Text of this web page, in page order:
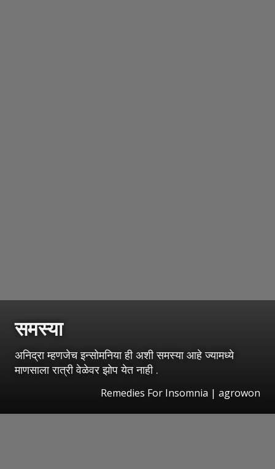
समस्या
अनिद्रा म्हणजेच इन्सोमनिया ही अशी समस्या आहे ज्यामध्ये
माणसाला रात्री वेळेवर झोप येत नाही .
Remedies For Insomnia | agrowon